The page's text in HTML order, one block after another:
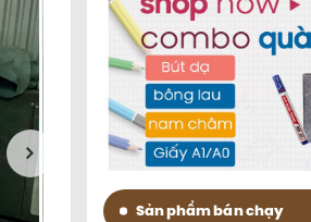
Sản phẩm bán chạy